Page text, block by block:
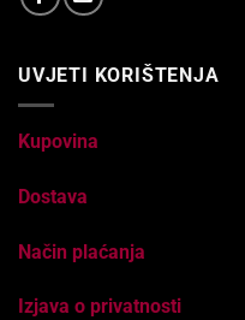
UVJETI KORIŠTENJA
Kupovina
Dostava
Način plaćanja
Izjava o privatnosti